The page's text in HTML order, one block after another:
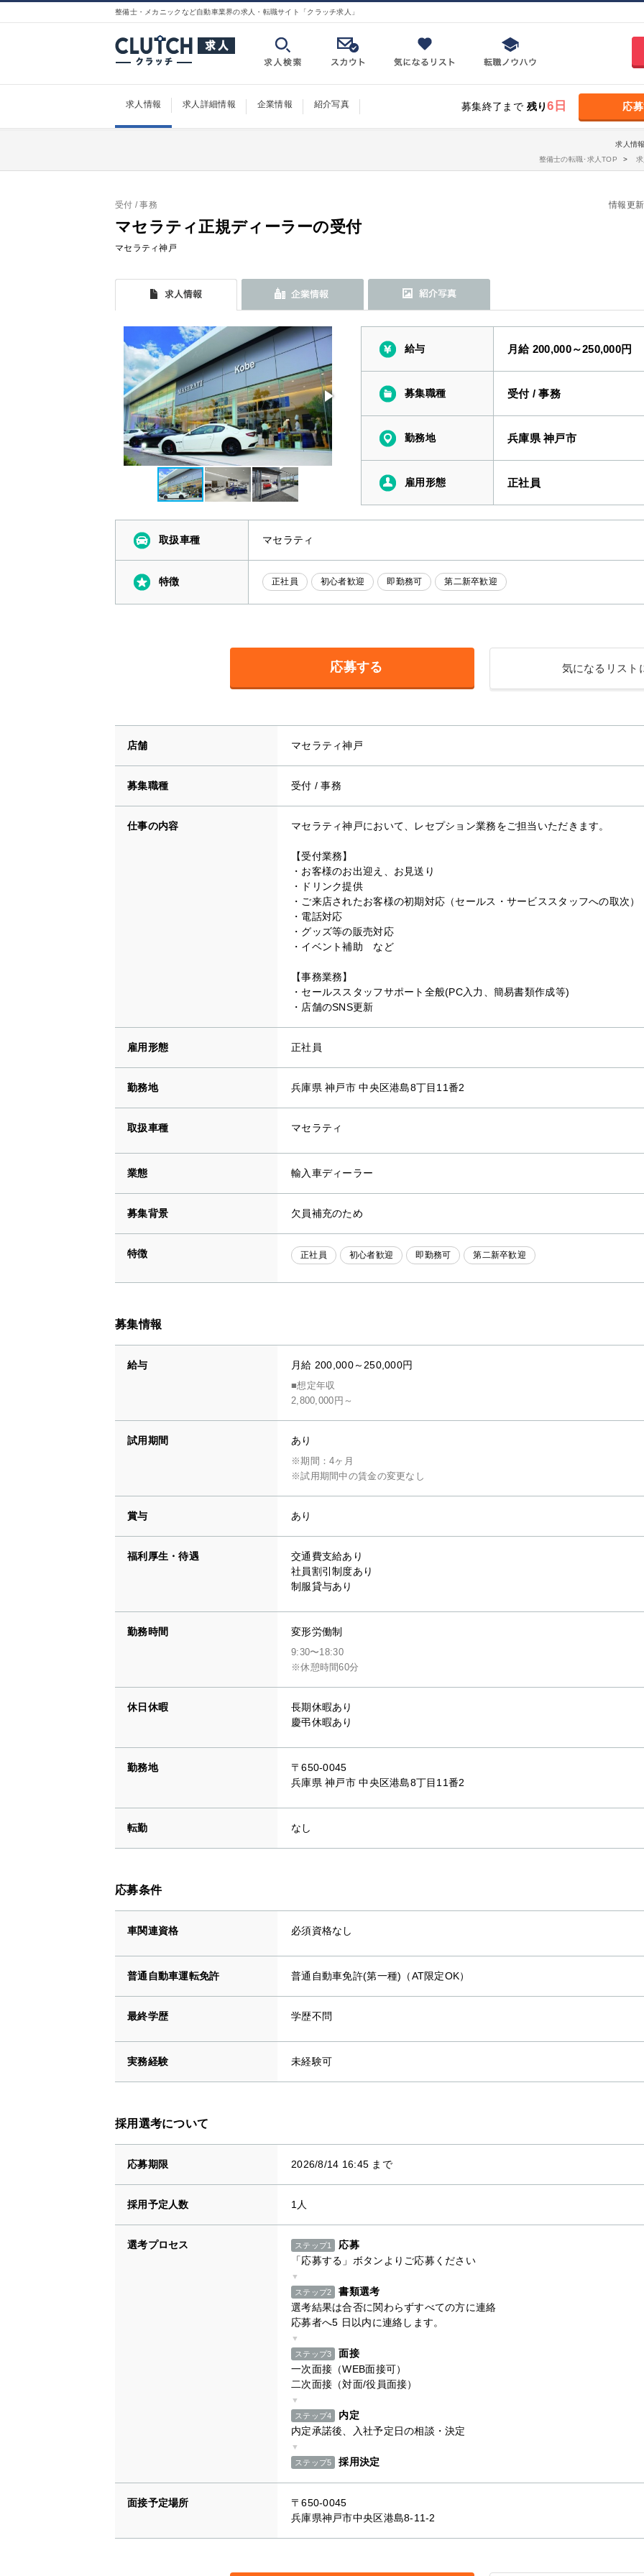
整備士・メカニックなど自動車業界の求人・転職サイト「クラッチ求人」
求人情報 求人詳細情報 企業情報 紹介写真 応
募集終了まで 残り6日
求人情
整備士の転職･求人TOP
情報更
受付 / 事務
マセラティ正規ディーラーの受付
マセラティ神戸
給与 月給 200,000～250,000円
募集職種 受付/事務
勤務地 兵庫県 神戸市
雇用形態 正社員
取扱車種 マセラティ
特徴 正社員 初心者歓迎 即勤務可 第二新卒歓迎
応募する 気になるリスト
店舗 マセラティ神戸
募集職種 受付 /事務
仕事の内容 マセラティ神戸において、レセプション業務をご担当いただきます。
【受付業務】
・お客様のお出迎え、お見送り
・ドリンク提供
・ご来店されたお客様の初期対応（セールス・サービススタッフへの取次）
・電話対応
・グッズ等の販売対応
・イベント補助 など
【事務業務】
・セールススタッフサポート全般(PC入力、簡易書類作成等)
・店舗のSNS更新
雇用形態 正社員
勤務地 兵庫県 神戸市 中央区港島8丁目11番2
取扱車種 マセラティ
業態 輸入車ディーラー
募集背景 欠員補充のため
特徴 正社員 初心者歓迎 即勤務可 第二新卒歓迎
募集情報
給与 月給 200,000～250,000円
■想定年収
2,800,000円～
試用期間 あり
※期間：4ヶ月
※試用期間中の賃金の変更なし
賞与 あり
福利厚生・待遇
交通費支給あり
社員割引制度あり
制服貸与あり
勤務時間 変形労働制
9:30〜18:30
※休憩時間60分
休日休暇
長期休暇あり
慶弔休暇あり
勤務地
〒650-0045
兵庫県 神戸市 中央区港島8丁目11番2
転勤 なし
応募条件
車関連資格 必須資格なし
普通自動車運転免許 普通自動車免許(第一種)（AT限定OK）
最終学歴 学歴不問
実務経験 未経験可
採用選考について
応募期限 2026/8/14 16:45 まで
採用予定人数 1人
選考プロセス ステップ1
応募
「応募する」ボタンよりご応募ください
▼
ステップ2
書類選考
選考結果は合否に関わらずすべての方に連絡
応募者へ5 日以内に連絡します。
▼
ステップ3
面接
一次面接（WEB面接可）
二次面接（対面/役員面接）
▼
ステップ4
内定
内定承諾後、入社予定日の相談・決定
▼
ステップ5
採用決定
面接予定場所
〒650-0045
兵庫県神戸市中央区港島8-11-2